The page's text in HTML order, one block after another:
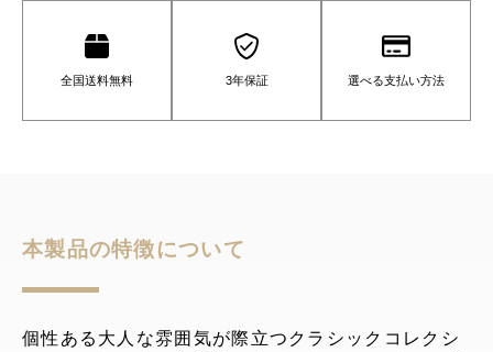
全国送料無料 3年保証 選べる支払い方法
本製品の特徴について
個性ある大人な雰囲気が際立つクラシックコレクシ